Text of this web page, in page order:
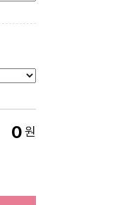
0원